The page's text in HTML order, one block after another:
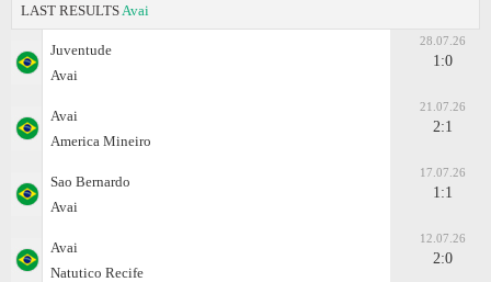
LAST RESULTS Avai
Juventude
Avai
28.07.26
1:0
Avai
Amеrica Mineiro
21.07.26
2:1
Sao Bernardo
Avai
17.07.26
1:1
Avai
Natutico Recife
12.07.26
2:0